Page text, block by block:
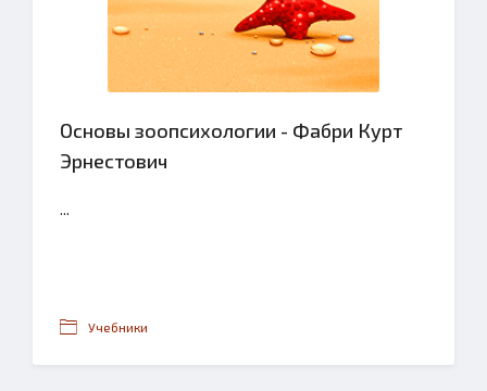
Основы зоопсихологии - Фабри Курт
Эрнестович
...
Учебники